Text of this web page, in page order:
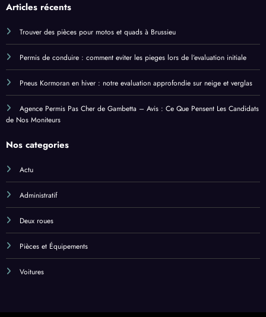
Articles récents
Trouver des pièces pour motos et quads à Brussieu
Permis de conduire : comment eviter les pieges lors de l’evaluation initiale
Pneus Kormoran en hiver : notre evaluation approfondie sur neige et verglas
Agence Permis Pas Cher de Gambetta – Avis : Ce Que Pensent Les Candidats
de Nos Moniteurs
Nos categories
Actu
Administratif
Deux roues
Pièces et Équipements
Voitures